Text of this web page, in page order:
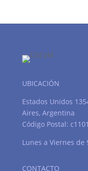
UBICACIÓN
Estados Unidos
Aires, Argentina
Código Postal:
Lunes a Viernes de
CONTACTO